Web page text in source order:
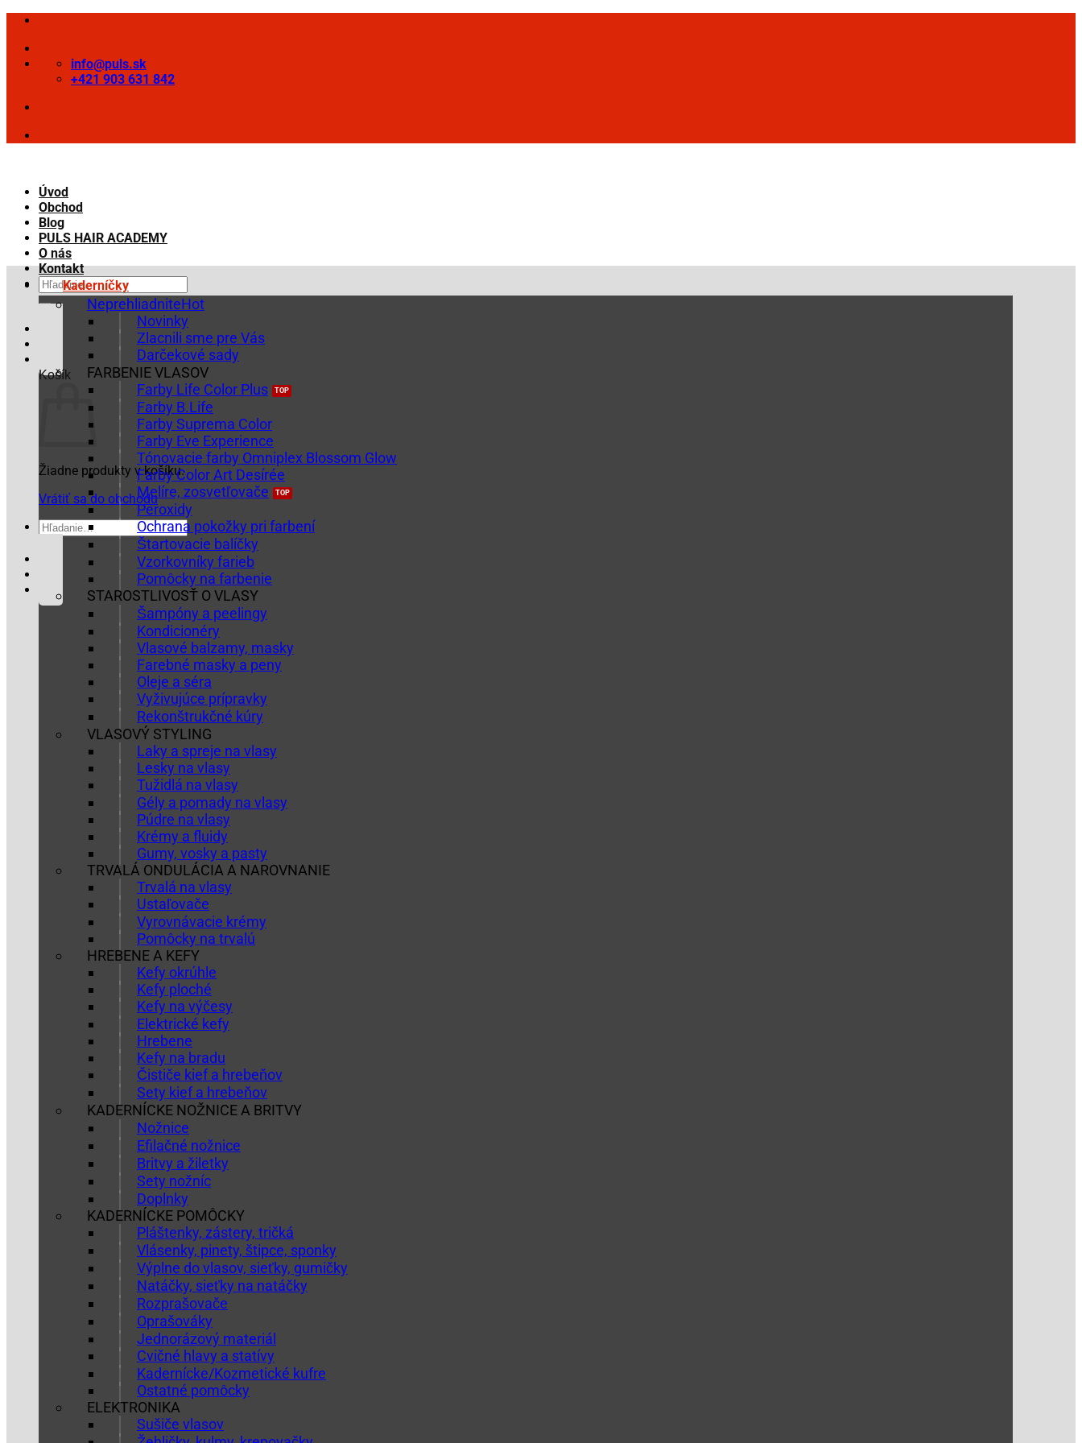
Skip
content
info@puls.sk
+421 903 631 842
Úvod
Obchod
Blog
PULS HAIR ACADEMY
O nás
Kontakt
Hľadať:
Košík
Žiadne produkty v košíku.
Vrátiť sa do obchodu
Hľadať:
Kaderníčky
Neprehliadnite
Novinky
Zlacnili sme pre Vás
Darčekové sady
FARBENIE VLASOV
Farby Life Color Plus
Farby B.Life
Farby Suprema Color
Farby Eve Experience
Tónovacie farby Omniplex Blossom Glow
Farby Color Art Desírée
Melíre, zosvetľovače
Peroxidy
Ochrana pokožky pri farbení
Štartovacie balíčky
Vzorkovníky farieb
Pomôcky na farbenie
STAROSTLIVOSŤ O VLASY
Šampóny a peelingy
Kondicionéry
Vlasové balzamy, masky
Farebné masky a peny
Oleje a séra
Vyživujúce prípravky
Rekonštrukčné kúry
VLASOVÝ STYLING
Laky a spreje na vlasy
Lesky na vlasy
Tužidlá na vlasy
Gély a pomady na vlasy
Púdre na vlasy
Krémy a fluidy
Gumy, vosky a pasty
TRVALÁ ONDULÁCIA A NAROVNANIE
Trvalá na vlasy
Ustaľovače
Vyrovnávacie krémy
Pomôcky na trvalú
HREBENE A KEFY
Kefy okrúhle
Kefy ploché
Kefy na výčesy
Elektrické kefy
Hrebene
Kefy na bradu
Čističe kief a hrebeňov
Sety kief a hrebeňov
KADERNÍCKE NOŽNICE A BRITVY
Nožnice
Efilačné nožnice
Britvy a žiletky
Sety nožníc
Doplnky
KADERNÍCKE POMÔCKY
Pláštenky, zástery, tričká
Vlásenky, pinety, štipce, sponky
Výplne do vlasov, sieťky, gumičky
Natáčky, sieťky na natáčky
Rozprašovače
Oprašováky
Jednorázový materiál
Cvičné hlavy a statívy
Kadernícke/Kozmetické kufre
Ostatné pomôcky
ELEKTRONIKA
Sušiče vlasov